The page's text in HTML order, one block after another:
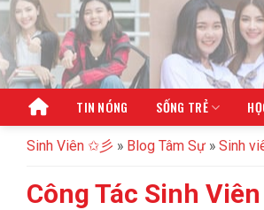
Bỏ
qua
nội
dung
TIN NÓNG SỐNG TRẺ
Sinh Viên ✩彡 » Blog Tâm Sự » Sinh
Công Tác Sinh